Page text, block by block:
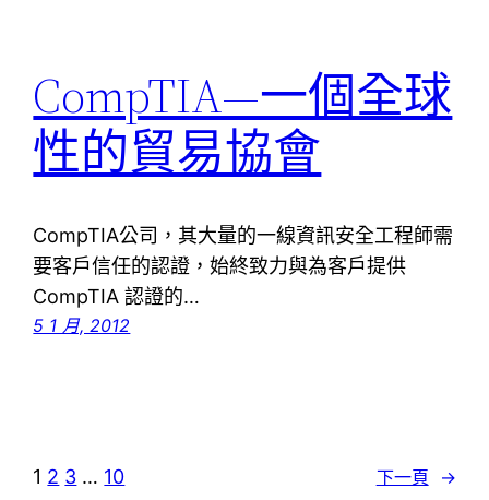
CompTIA—一個全球
性的貿易協會
CompTIA公司，其大量的一線資訊安全工程師需
要客戶信任的認證，始終致力與為客戶提供
CompTIA 認證的…
5 1 月, 2012
1 2 3 … 10 下一頁 →